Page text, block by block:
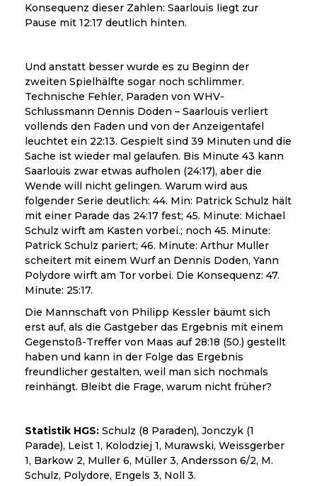
Konsequenz dieser Zahlen: Saarlouis liegt zur
Pause mit 12:17 deutlich hinten.
Und anstatt besser wurde es zu Beginn der
zweiten Spielhälfte sogar noch schlimmer.
Technische Fehler, Paraden von WHV-
Schlussmann Dennis Doden – Saarlouis verliert
vollends den Faden und von der Anzeigentafel
leuchtet ein 22:13. Gespielt sind 39 Minuten und die
Sache ist wieder mal gelaufen. Bis Minute 43 kann
Saarlouis zwar etwas aufholen (24:17), aber die
Wende will nicht gelingen. Warum wird aus
folgender Serie deutlich: 44. Min: Patrick Schulz hält
mit einer Parade das 24:17 fest; 45. Minute: Michael
Schulz wirft am Kasten vorbei.; noch 45. Minute:
Patrick Schulz pariert; 46. Minute: Arthur Muller
scheitert mit einem Wurf an Dennis Doden, Yann
Polydore wirft am Tor vorbei. Die Konsequenz: 47.
Minute: 25:17.
Die Mannschaft von Philipp Kessler bäumt sich
erst auf, als die Gastgeber das Ergebnis mit einem
Gegenstoß-Treffer von Maas auf 28:18 (50.) gestellt
haben und kann in der Folge das Ergebnis
freundlicher gestalten, weil man sich nochmals
reinhängt. Bleibt die Frage, warum nicht früher?
Statistik HGS: Schulz (8 Paraden), Jonczyk (1
Parade), Leist 1, Kolodziej 1, Murawski, Weissgerber
1, Barkow 2, Muller 6, Müller 3, Andersson 6/2, M.
Schulz, Polydore, Engels 3, Noll 3.